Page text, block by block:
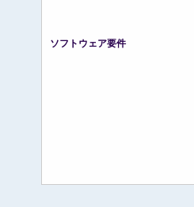
ソフトウェア要件